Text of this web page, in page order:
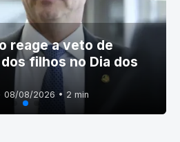
reage a veto de
filhos no Dia dos
08/08/2026 • 2 min